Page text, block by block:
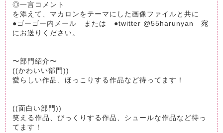
◎一言コメント
を添えて、マカロンをテーマにした画像ファイルと共に
●ゴーゴー内メール または ●twitter @55harunyan 宛
にお送りください。
〜部門紹介〜
((かわいい部門))
愛らしい作品、ほっこりする作品など待ってます！
((面白い部門))
笑える作品、びっくりする作品、シュールな作品など待っ
てます！